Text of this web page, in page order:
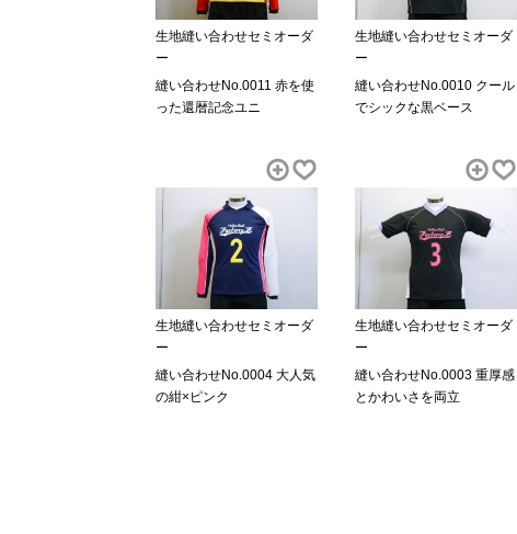
生地縫い合わせセミオーダ
ー
縫い合わせNo.0011 赤を使
った還暦記念ユニ
生地縫い合わせセミオーダ
ー
縫い合わせNo.0010 クール
でシックな黒ベース
生地縫い合わせセミオーダ
ー
縫い合わせNo.0004 大人気
の紺×ピンク
生地縫い合わせセミオーダ
ー
縫い合わせNo.0003 重厚感
とかわいさを両立